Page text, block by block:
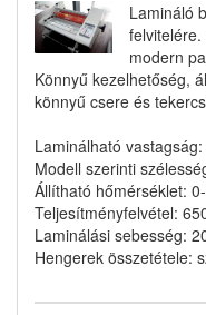
Lamináló
modern
Könnyű kezelhetőség,
könnyű csere és
Laminálható
Modell szerinti
Állítható hőmérséklet:
Teljesítményfelvétel:
Laminálási sebesség:
Hengerek összetétele: